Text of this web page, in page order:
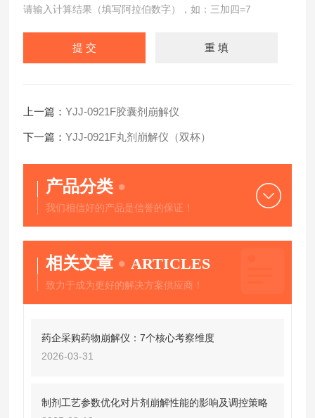
请输入计算结果（填写阿拉伯数字），如：三加四=7
上一篇：YJJ-0921F胶囊剂崩解仪
下一篇：YJJ-0921F丸剂崩解仪（双杯）
产品分类
我们相信好的产品是信誉的保证！
相关文章 ARTICLES
致力于成为更好的解决方案供应商！
药企采购药物崩解仪：7个核心考察维度
2026-03-31
制剂工艺参数优化对片剂崩解性能的影响及调控策略